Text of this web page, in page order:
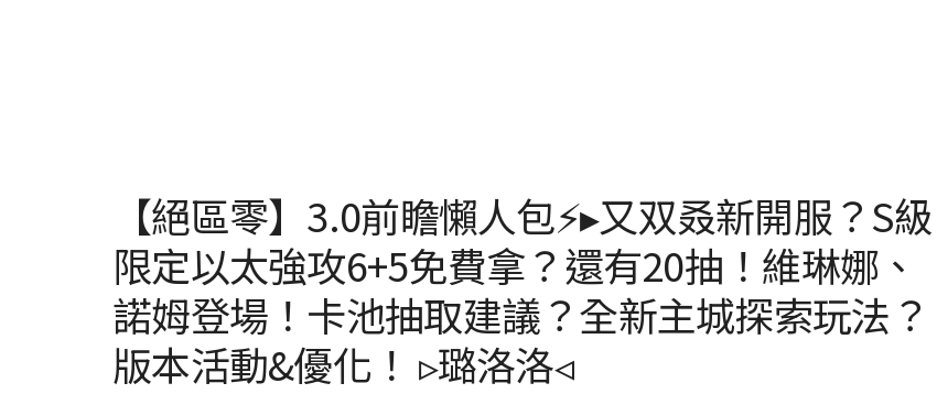
【絕區零】3.0前瞻懶人包⚡▸又双叒新開服？S級
限定以太強攻6+5免費拿？還有20抽！維琳娜、
諾姆登場！卡池抽取建議？全新主城探索玩法？
版本活動&優化！ ▹璐洛洛◃